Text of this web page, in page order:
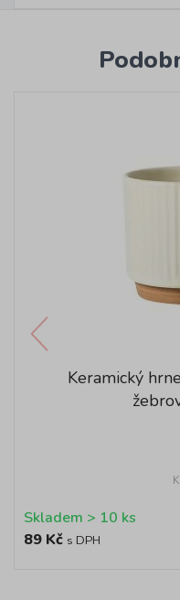
Keramický
Skladem > 10 ks
89 Kč s DPH